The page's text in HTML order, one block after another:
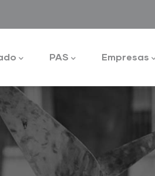
PAS Empresas